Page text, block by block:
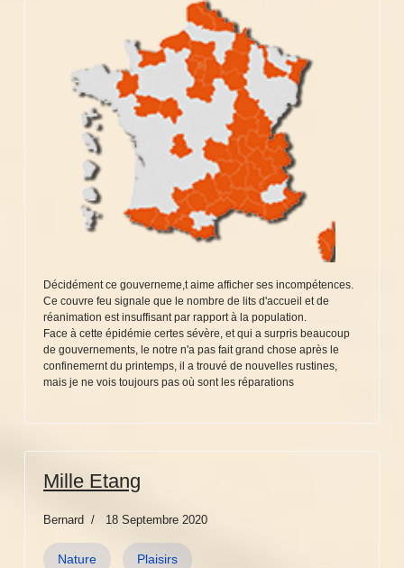
Décidément ce gouverneme,t aime afficher ses incompétences.
Ce couvre feu signale que le nombre de lits d'accueil et de
réanimation est insuffisant par rapport à la population.
Face à cette épidémie certes sévère, et qui a surpris beaucoup
de gouvernements, le notre n'a pas fait grand chose après le
confinemernt du printemps, il a trouvé de nouvelles rustines,
mais je ne vois toujours pas où sont les réparations
Mille Etang
Bernard 18 Septembre 2020
Nature Plaisirs